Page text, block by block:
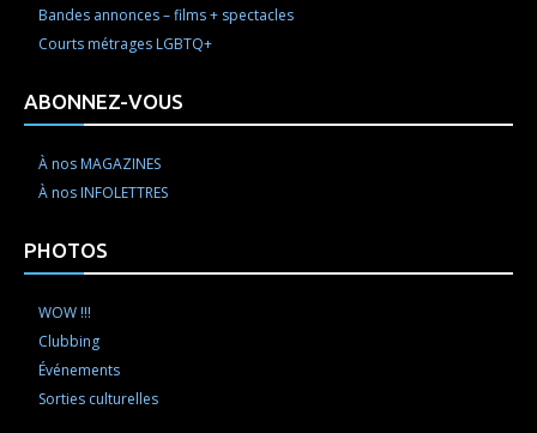
Bandes annonces – films + spectacles
Courts métrages LGBTQ+
ABONNEZ-VOUS
À nos MAGAZINES
À nos INFOLETTRES
PHOTOS
WOW !!!
Clubbing
Événements
Sorties culturelles